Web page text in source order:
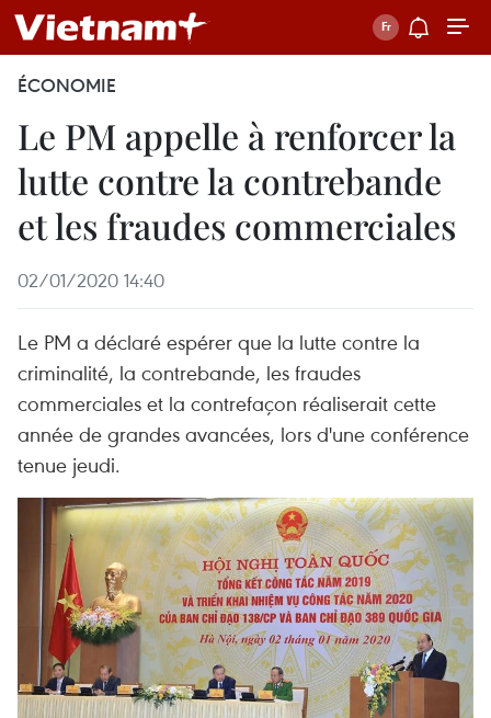
ÉCONOMIE
Le PM appelle à renforcer la
lutte contre la contrebande
et les fraudes commerciales
02/01/2020 14:40
Le PM a déclaré espérer que la lutte contre la
criminalité, la contrebande, les fraudes
commerciales et la contrefaçon réaliserait cette
année de grandes avancées, lors d'une conférence
tenue jeudi.